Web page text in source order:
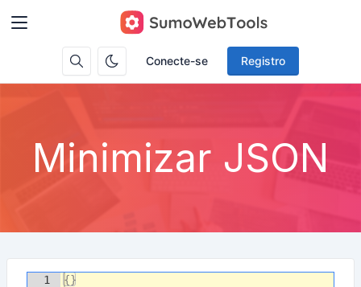
Conecte-se Registro
Minimizar JSON
1 {}